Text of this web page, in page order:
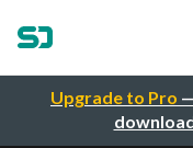
Upgrade to Pro